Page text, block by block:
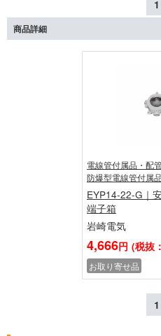
1
商品詳細
電線管付属品・配
防爆型電線管付属品
EYP14-22-G｜
端子箱
岩崎電気
4,666円 (税抜
お取り寄せ品
1